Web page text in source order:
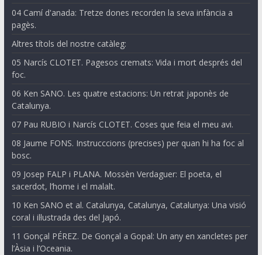
04 Camí d'anada: Tretze dones recorden la seva infància a
pagès.
Altres títols del nostre catàleg:
05 Narcís CLOTET. Pagesos cremats: Vida i mort després del
foc.
06 Ken SANO. Les quatre estacions: Un retrat japonès de
Catalunya.
07 Pau RUBIO i Narcís CLOTET. Coses que feia el meu avi.
08 Jaume FONS. Instrucccions (precises) per quan hi ha foc al
bosc.
09 Josep FALP i PLANA. Mossèn Verdaguer: El poeta, el
sacerdot, l’home i el malalt.
10 Ken SANO et al. Catalunya, Catalunya, Catalunya: Una visió
coral i il·lustrada des del Japó.
11 Gonçal PÉREZ. De Gonçal a Gopal: Un any en xancletes per
l’Àsia i l’Oceania.